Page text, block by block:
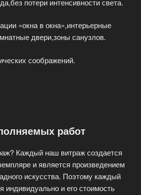
потери интенсивности света.
«окна в окна»,интерьерные
двери,зоны санузлов.
соображений.
работ
Каждый наш витраж создается
и является произведением
искусства. Поэтому каждый
индивидуально и его стоимость